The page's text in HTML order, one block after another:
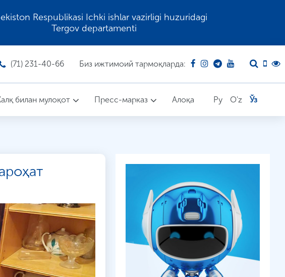
Respublikasi Ichki ishlar vazirligi huzuridagi
Tergov departamenti
(71) 231-40-66 Биз ижтимоий тармоқларда:
билан мулоқот Пресс-марказ Алоқа Ру O'z Ўз